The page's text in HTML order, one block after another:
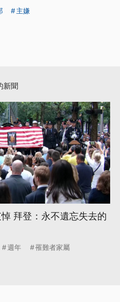
主嫌
新聞
拜登：永不遺忘失去的
週年 罹難者家屬